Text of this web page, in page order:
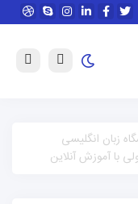
زبان انگلیسی
با آموزش آنلاین